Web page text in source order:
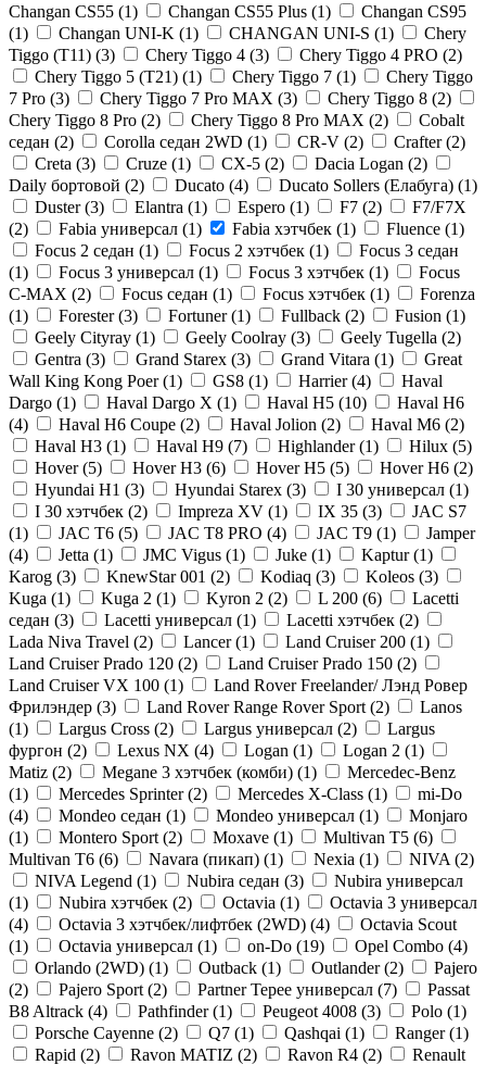
Changan CS55 (1) Changan CS55 Plus (1)
Changan CS95
(1) Changan UNI-K (1) CHANGAN UNI-S (1)
Chery
Tiggo (Т11) (3) Chery Tiggo 4 (3) Chery Tiggo 4 PRO (2)
Chery Tiggo 5 (Т21) (1) Chery Tiggo 7 (1)
Chery Tiggo
7 Pro (3) Chery Tiggo 7 Pro MAX (3) Chery Tiggo 8 (2)
Chery Tiggo 8 Pro (2) Chery Tiggo 8 Pro MAX (2)
Cobalt
седан (2) Corolla седан 2WD (1) CR-V (2) Crafter (2)
Creta (3) Cruze (1) CX-5 (2) Dacia Logan (2)
Daily бортовой (2) Ducato (4) Ducato Sollers (Елабуга) (1)
Duster (3) Elantra (1) Espero (1) F7 (2)
F7/F7X
(2) Fabia универсал (1) Fabia хэтчбек (1) Fluence (1)
Focus 2 седан (1) Focus 2 хэтчбек (1)
Focus 3 седан
(1) Focus 3 универсал (1) Focus 3 хэтчбек (1)
Focus
C-MAX (2) Focus седан (1) Focus хэтчбек (1)
Forenza
(1) Forester (3) Fortuner (1) Fullback (2) Fusion (1)
Geely Cityray (1) Geely Coolray (3) Geely Tugella (2)
Gentra (3) Grand Starex (3) Grand Vitara (1)
Great
Wall King Kong Poer (1) GS8 (1) Harrier (4)
Haval
Dargo (1) Haval Dargo Х (1) Haval H5 (10)
Haval H6
(4) Haval H6 Coupe (2) Haval Jolion (2) Haval M6 (2)
Haval Н3 (1) Haval Н9 (7) Highlander (1) Hilux (5)
Hover (5) Hover H3 (6) Hover H5 (5) Hover H6 (2)
Hyundai H1 (3) Hyundai Starex (3) I 30 универсал (1)
I 30 хэтчбек (2) Impreza XV (1) IX 35 (3)
JAC S7
(1) JAC T6 (5) JAC T8 PRO (4) JAC T9 (1)
Jamper
(4) Jetta (1) JMC Vigus (1) Juke (1) Kaptur (1)
Karog (3) KnewStar 001 (2) Kodiaq (3) Koleos (3)
Kuga (1) Kuga 2 (1) Kyron 2 (2) L 200 (6)
Lacetti
седан (3) Lacetti универсал (1) Lacetti хэтчбек (2)
Lada Niva Travel (2) Lancer (1) Land Cruiser 200 (1)
Land Cruiser Prado 120 (2) Land Cruiser Prado 150 (2)
Land Cruiser VX 100 (1)
Land Rover Freelander/ Лэнд Ровер
Фрилэндер (3) Land Rover Range Rover Sport (2)
Lanos
(1) Largus Cross (2) Largus универсал (2)
Largus
фургон (2) Lexus NX (4) Logan (1) Logan 2 (1)
Matiz (2) Megane 3 хэтчбек (комби) (1)
Mercedec-Benz
(1) Mercedes Sprinter (2) Mercedes X-Class (1)
mi-Do
(4) Mondeo седан (1) Mondeo универсал (1)
Monjaro
(1) Montero Sport (2) Moxave (1) Multivan T5 (6)
Multivan T6 (6) Navara (пикап) (1) Nexia (1) NIVA (2)
NIVA Legend (1) Nubira седан (3)
Nubira универсал
(1) Nubira хэтчбек (2) Octavia (1)
Octavia 3 универсал
(4) Octavia 3 хэтчбек/лифтбек (2WD) (4)
Octavia Scout
(1) Octavia универсал (1) on-Do (19) Opel Combo (4)
Orlando (2WD) (1) Outback (1) Outlander (2)
Pajero
(2) Pajero Sport (2) Partner Tepee универсал (7)
Passat
B8 Altrack (4) Pathfinder (1) Peugeot 4008 (3) Polo (1)
Porsche Cayenne (2) Q7 (1) Qashqai (1) Ranger (1)
Rapid (2) Ravon MATIZ (2) Ravon R4 (2)
Renault